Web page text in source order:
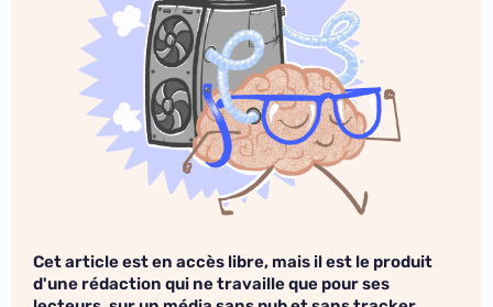
Cet article est en accès libre, mais il est le produit
d'une rédaction qui ne travaille que pour ses